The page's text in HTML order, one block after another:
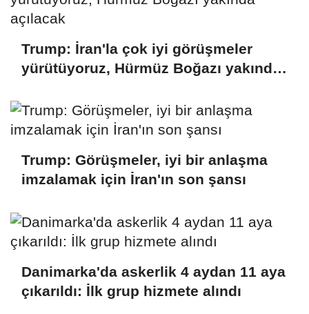
Trump: İran'la çok iyi görüşmeler
yürütüyoruz, Hürmüz Boğazı yakında
Trump: Görüşmeler, iyi bir anlaşma
imzalamak için İran'ın son şansı
Danimarka'da askerlik 4 aydan 11 aya
çıkarıldı: İlk grup hizmete alındı